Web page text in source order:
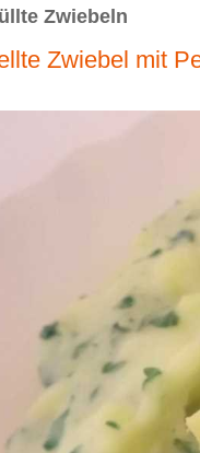
Zwiebeln
Zwiebel mit